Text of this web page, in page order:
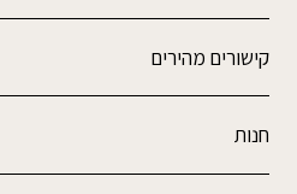
קישורים מהירים
חנות